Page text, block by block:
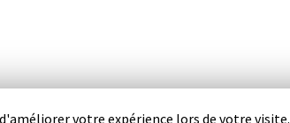
votre expérience lors de votre visite.